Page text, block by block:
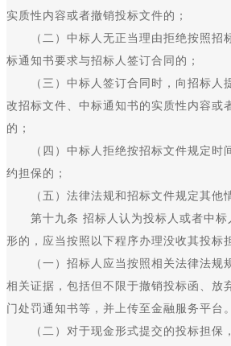
实质性内容或者撤销投标文件的；
（二）中标人无正当理由拒绝按照招
标通知书要求与招标人签订合同的；
（三）中标人签订合同时，向招标人
改招标文件、中标通知书的实质性内容或
的；
（四）中标人拒绝按招标文件规定时
约担保的；
（五）法律法规和招标文件规定其他情
第十九条 招标人认为投标人或者中标
形的，应当按照以下程序办理没收其投标
（一）招标人应当按照相关法律法规
相关证据，包括但不限于撤销投标函、放
门处罚通知书等，并上传至金融服务平台。
（二）对于现金形式提交的投标担保